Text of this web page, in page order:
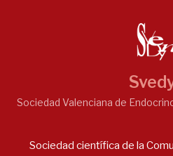
Sociedad Valenciana de
Sociedad científica de la